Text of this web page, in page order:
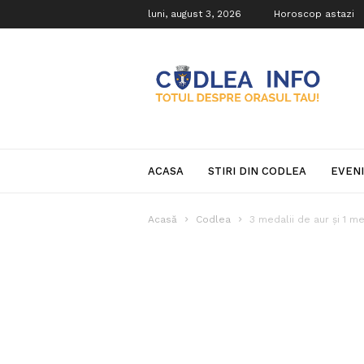
luni, august 3, 2026 Horoscop astazi
Info
ACASA STIRI DIN CODLEA
Acasă Codlea 3 medalii de aur și 1